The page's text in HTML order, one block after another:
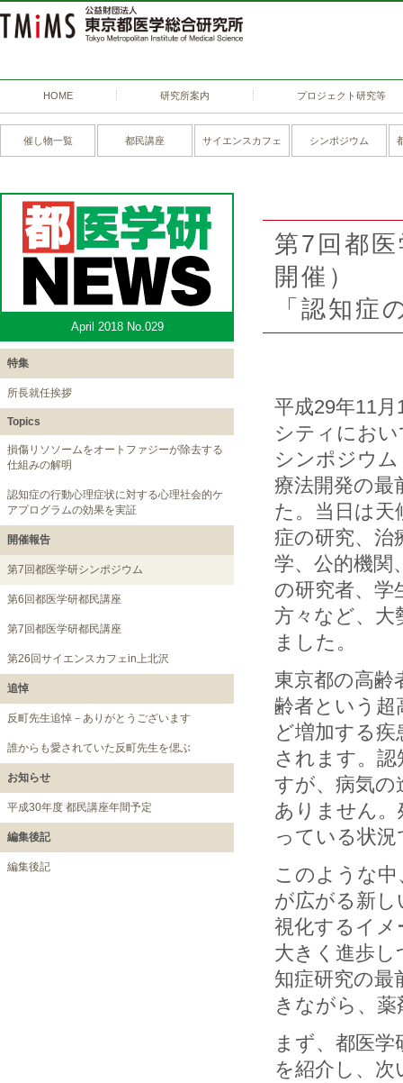
HOME 研究所案内 プロジェクト研究等
催し物一覧 都民講座 サイエンスカフェ シンポジウム
April 2018 No.029
特集
所長就任挨拶
Topics
損傷リソソームをオートファジーが除去する
仕組みの解明
認知症の行動心理症状に対する心理社会的ケ
アプログラムの効果を実証
開催報告
第7回都医学研シンポジウム
第6回都医学研都民講座
第7回都医学研都民講座
第26回サイエンスカフェin上北沢
追悼
反町先生追悼－ありがとうございます
誰からも愛されていた反町先生を偲ぶ
お知らせ
平成30年度 都民講座年間予定
編集後記
編集後記
第7回都
開催）
「認知症
平成29年11
シティにお
シンポジウ
療法開発の最
た。当日は天
症の研究、治
学、公的機関
の研究者、学
方々など、大
ました。
東京都の高齢
齢者という超
ど増加する
されます。
すが、病気の
ありません
っている状
このような
が広がる新
視化するイ
大きく進歩
知症研究の最
きながら、
まず、都医
を紹介し、